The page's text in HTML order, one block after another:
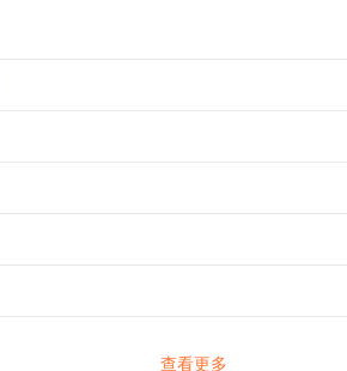
查看更多